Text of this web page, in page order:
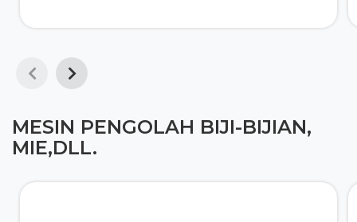
MESIN PENGOLAH BIJI-BIJIAN,
MIE,DLL.